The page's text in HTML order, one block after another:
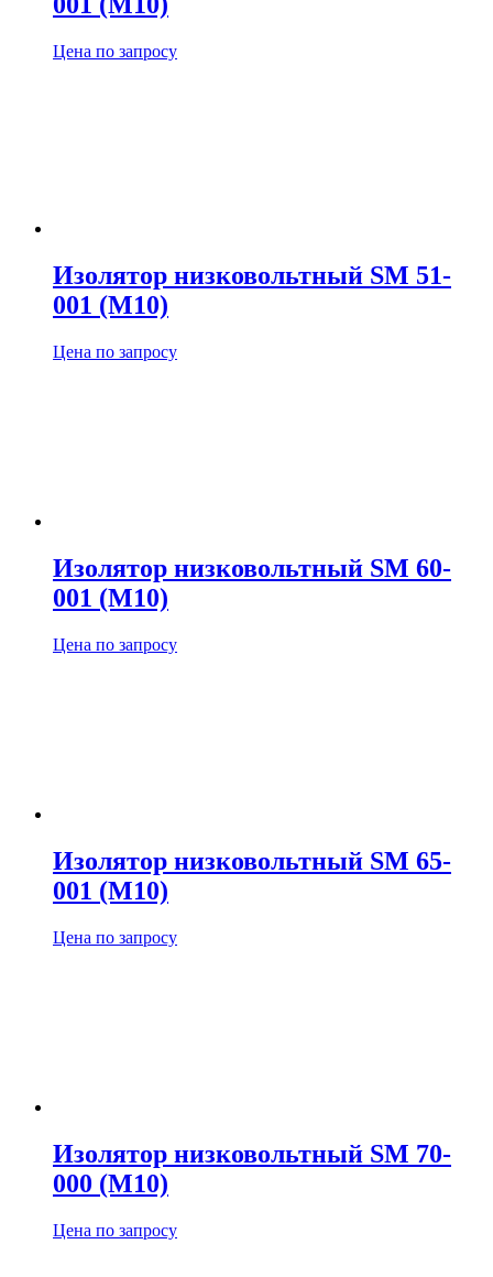
Цена по запросу
Изолятор низковольтный SM 51-
001 (М10)
Цена по запросу
Изолятор низковольтный SM 60-
001 (М10)
Цена по запросу
Изолятор низковольтный SM 65-
001 (М10)
Цена по запросу
Изолятор низковольтный SM 70-
000 (М10)
Цена по запросу